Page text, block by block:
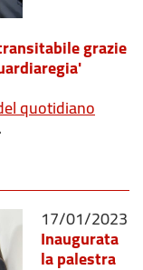
grazie
quotidiano
17/01/2023
Inaugurata
la palestra